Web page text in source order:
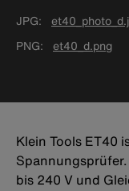
JPG
PNG
et40_d.png
Klein Tools ET40
bis 240 V und